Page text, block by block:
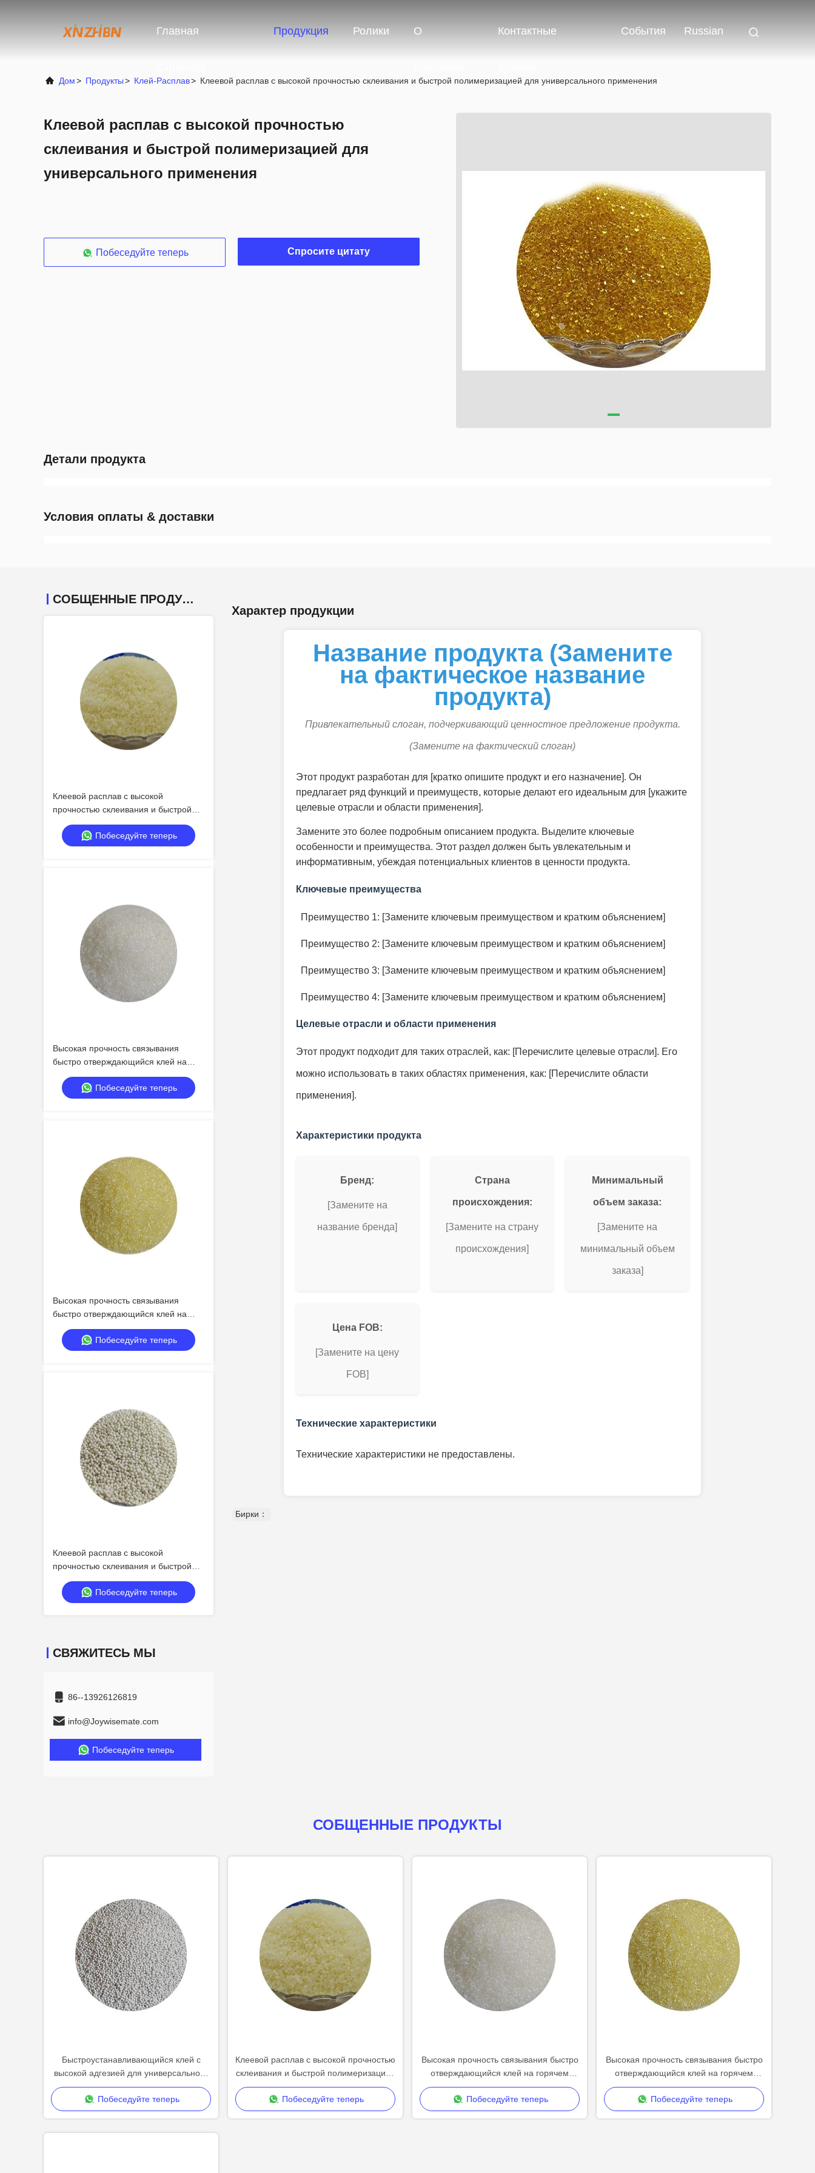
Главная Продукция Ролики О Контактные События Russian
Дом> Продукты> Клей-Расплав> Клеевой расплав с высокой прочностью склеивания и быстрой полимеризацией для универсального применения
Клеевой расплав с высокой прочностью
склеивания и быстрой полимеризацией для
универсального применения
Побеседуйте теперь Спросите цитату
Детали продукта
Условия оплаты & доставки
СОБЩЕННЫЕ ПРОДУКТЫ
Клеевой расплав с высокой
прочностью склеивания и быстрой
полимеризацией для универсального
примененияПобеседуйте теперь
Высокая прочность связывания
быстро отверждающийся клей на
горячем расплаве для
универсальных применений
Побеседуйте теперь
Высокая прочность связывания
быстро отверждающийся клей на
горячем расплаве для
универсальных применений
Побеседуйте теперь
Клеевой расплав с высокой
прочностью склеивания и быстрой
полимеризацией для универсального
примененияПобеседуйте теперь
СВЯЖИТЕСЬ МЫ
86--13926126819
info@Joywisemate.com
Побеседуйте теперь
Характер продукции
Название продукта (Замените
на фактическое название
продукта)
Привлекательный слоган, подчеркивающий ценностное предложение продукта.
(Замените на фактический слоган)
Этот продукт разработан для [кратко опишите продукт и его назначение]. Он
предлагает ряд функций и преимуществ, которые делают его идеальным для [укажите
целевые отрасли и области применения].
Замените это более подробным описанием продукта. Выделите ключевые
особенности и преимущества. Этот раздел должен быть увлекательным и
информативным, убеждая потенциальных клиентов в ценности продукта.
Ключевые преимущества
Преимущество 1: [Замените ключевым преимуществом и кратким объяснением]
Преимущество 2: [Замените ключевым преимуществом и кратким объяснением]
Преимущество 3: [Замените ключевым преимуществом и кратким объяснением]
Преимущество 4: [Замените ключевым преимуществом и кратким объяснением]
Целевые отрасли и области применения
Этот продукт подходит для таких отраслей, как: [Перечислите целевые отрасли]. Его
можно использовать в таких областях применения, как: [Перечислите области
применения].
Характеристики продукта
Бренд:
[Замените на
название бренда]
Страна
происхождения:
[Замените на страну
происхождения]
Минимальный
объем заказа:
[Замените на
минимальный объем
заказа]
Цена FOB:
[Замените на цену
FOB]
Технические характеристики
Технические характеристики не предоставлены.
Бирки：
СОБЩЕННЫЕ ПРОДУКТЫ
Быстроустанавливающийся клей с
высокой адгезией для универсального
применения в упаковке и
деревообработке
Побеседуйте теперь
Клеевой расплав с высокой прочностью
склеивания и быстрой полимеризацией
для универсального применения
Побеседуйте теперь
Высокая прочность связывания быстро
отверждающийся клей на горячем
расплаве для универсальных
применений
Побеседуйте теперь
Высокая прочность связывания быстро
отверждающийся клей на горячем
расплаве для универсальных
применений
Побеседуйте теперь